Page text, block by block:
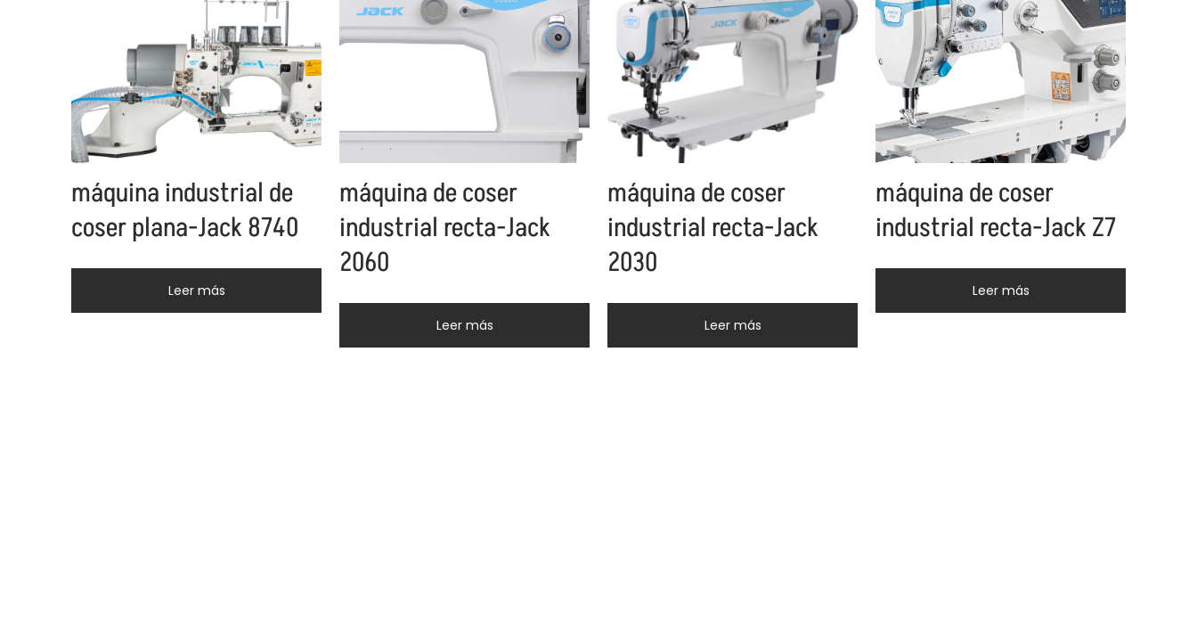
máquina industrial de
coser plana-Jack 8740
Leer más
máquina de coser
industrial recta-Jack
2060
Leer más
máquina de coser
industrial recta-Jack
2030
Leer más
máquina de coser
industrial recta-Jack Z7
Leer más